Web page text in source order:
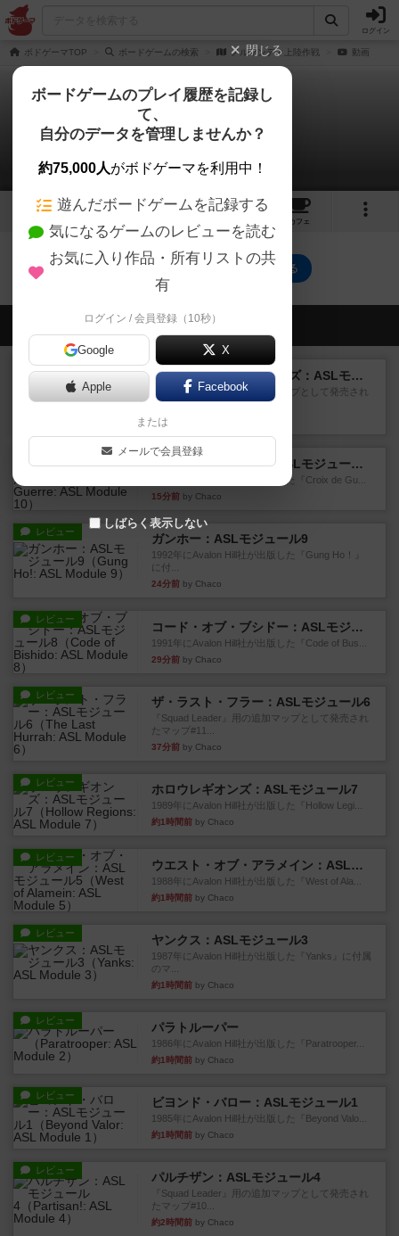
ログイン
ボドゲーマTOP ボードゲームの検索 ノルマンディ上陸作戦 動画
ノルマンディ上陸作戦
0件の動画
カフェ
ノルマンディ上陸作戦のトップに戻る
会員の新しい投稿
レビュー
ドゥームド・バタリオンズ：ASLモジュール11
『Squad Leader』用の追加マップとして発売され
たマップの#9...
3分前
クロワ・ド・ゲール：ASLモジュール10
1992年にAvalon Hill社が出版した『Croix de Gu...
15分前 by Chaco
レビュー ガンホー：ASLモジュール9
1992年にAvalon Hill社が出版した『Gung Ho！』
に付...
24分前 by Chaco
レビュー
コード・オブ・ブシドー：ASLモジュール8
1991年にAvalon Hill社が出版した『Code of Bus...
29分前 by Chaco
レビュー ザ・ラスト・フラー：ASLモジュール6
『Squad Leader』用の追加マップとして発売され
たマップ#11...
37分前 by Chaco
レビュー ホロウレギオンズ：ASLモジュール7
1989年にAvalon Hill社が出版した『Hollow Legi...
約1時間前 by Chaco
レビュー
ウエスト・オブ・アラメイン：ASLモジュール5
1988年にAvalon Hill社が出版した『West of Ala...
約1時間前 by Chaco
レビュー ヤンクス：ASLモジュール3
1987年にAvalon Hill社が出版した『Yanks』に付属
のマ...
約1時間前 by Chaco
レビュー パラトルーパー
1986年にAvalon Hill社が出版した『Paratrooper...
約1時間前 by Chaco
レビュー ビヨンド・バロー：ASLモジュール1
1985年にAvalon Hill社が出版した『Beyond Valo...
約1時間前 by Chaco
レビュー パルチザン：ASLモジュール4
『Squad Leader』用の追加マップとして発売され
たマップ#10...
約2時間前 by Chaco
閉じる
ボードゲームのプレイ履歴を記録し
て、
自分のデータを管理しませんか？
約75,000人がボドゲーマを利用中！
遊んだボードゲームを記録する
気になるゲームのレビューを読む
お気に入り作品・所有リストの共
有
ログイン / 会員登録（10秒）
Google X
Apple Facebook
または
メールで会員登録
しばらく表示しない